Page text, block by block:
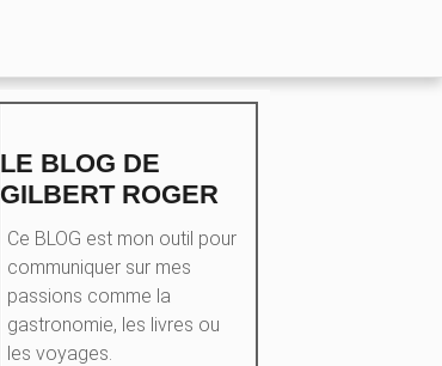
LE BLOG DE
GILBERT ROGER
Ce BLOG est mon outil pour
communiquer sur mes
passions comme la
gastronomie, les livres ou
les voyages.